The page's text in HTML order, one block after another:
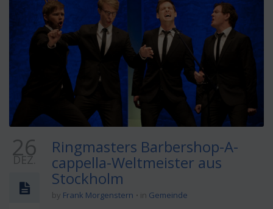
26
DEZ.
Ringmasters Barbershop-A-
cappella-Weltmeister aus
Stockholm
by Frank Morgenstern in Gemeinde